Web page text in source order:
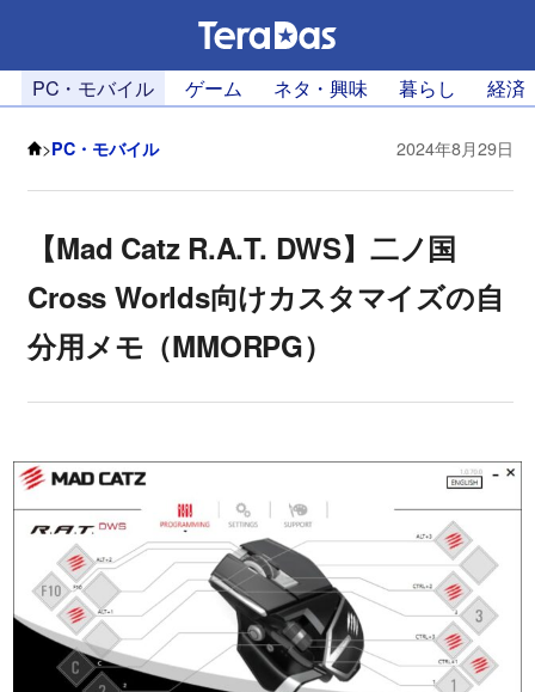
PC・モバイル ゲーム ネタ・興味 暮らし 経済
>PC・モバイル 2024年8月29日
【Mad Catz R.A.T. DWS】二ノ国
Cross Worlds向けカスタマイズの自
分用メモ（MMORPG）